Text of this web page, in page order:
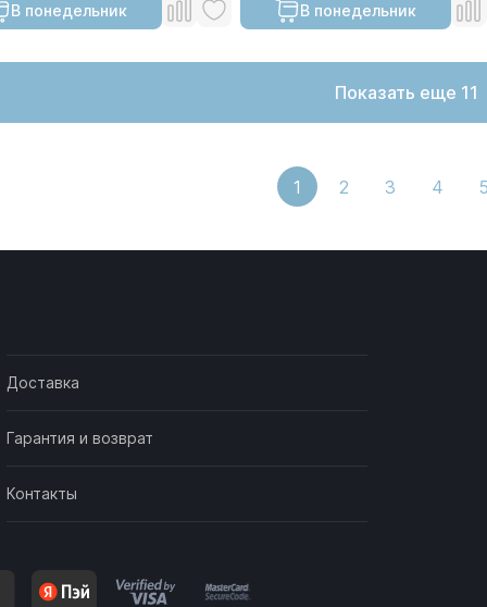
В понедельник В понедельник
Показать еще 11
1 2 3 4
Доставка
Гарантия и возврат
Контакты